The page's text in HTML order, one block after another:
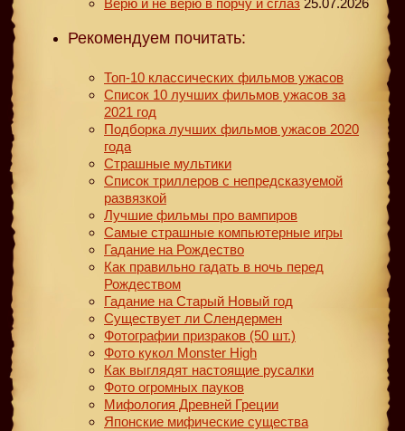
Рекомендуем почитать:
Топ-10 классических фильмов ужасов
Список 10 лучших фильмов ужасов за
2021 год
Подборка лучших фильмов ужасов 2020
года
Страшные мультики
Список триллеров с непредсказуемой
развязкой
Лучшие фильмы про вампиров
Самые страшные компьютерные игры
Гадание на Рождество
Как правильно гадать в ночь перед
Рождеством
Гадание на Старый Новый год
Существует ли Слендермен
Фотографии призраков (50 шт.)
Фото кукол Monster High
Как выглядят настоящие русалки
Фото огромных пауков
Мифология Древней Греции
Японские мифические существа